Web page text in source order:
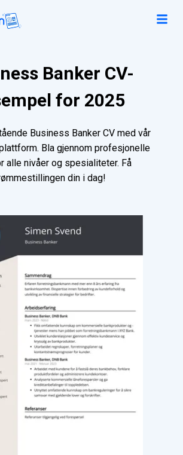
Banker CV-
for 2025
Business Banker CV med vår
Bla gjennom profesjonelle
alle nivåer og spesialiteter. Få
din i dag!